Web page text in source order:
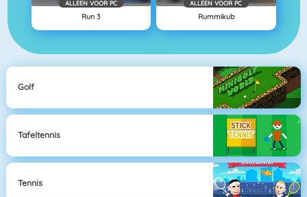
ALLEEN VOOR PC
Run 3
ALLEEN VOOR PC
Rummikub
Golf
Tafeltennis
Tennis